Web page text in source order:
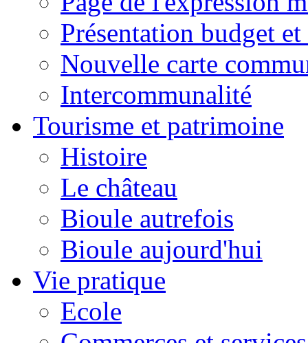
Présentation budget
Nouvelle carte
Intercommunalité
Tourisme et patrimoine
Histoire
Le château
Bioule autrefois
Bioule aujourd'hui
Vie pratique
Ecole